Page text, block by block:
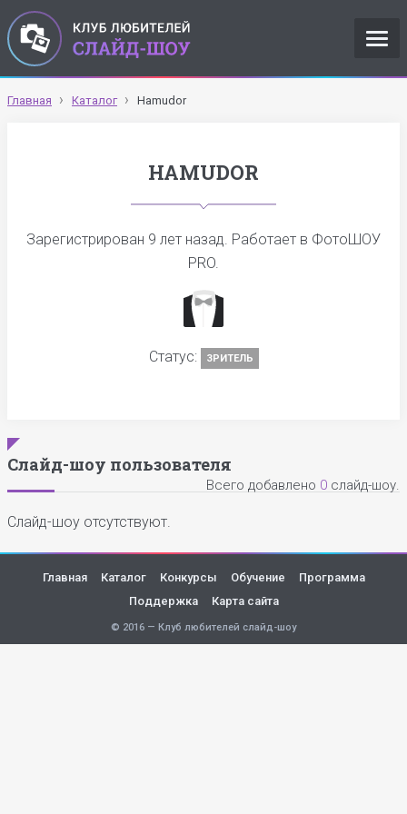
Главная Каталог Hamudor
HAMUDOR
Зарегистрирован 9 лет назад. Работает в ФотоШОУ
PRO.
Статус: ЗРИТЕЛЬ
Слайд-шоу пользователя
Всего добавлено 0 слайд-шоу.
Слайд-шоу отсутствуют.
Главная Каталог Конкурсы Обучение
Программа
Поддержка
Карта сайта
© 2016 — Клуб любителей слайд-шоу